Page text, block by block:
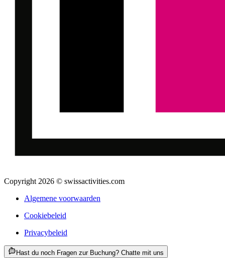
Copyright 2026 © swissactivities.com
Algemene voorwaarden
Cookiebeleid
Privacybeleid
Hast du noch Fragen zur Buchung? Chatte mit uns